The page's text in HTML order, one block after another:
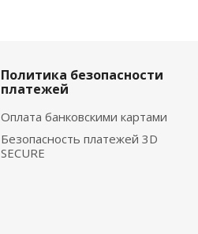
Политика безопасности
платежей
Оплата банковскими картами
Безопасность платежей 3D
SECURE